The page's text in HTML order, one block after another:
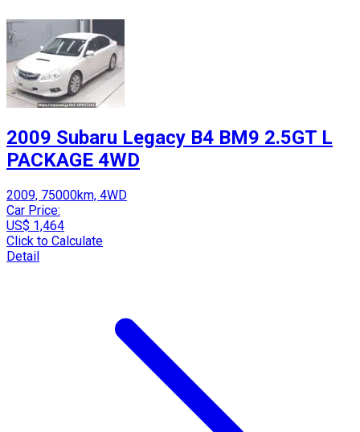
2009 Subaru Legacy B4 BM9 2.5GT L
PACKAGE 4WD
2009, 75000km, 4WD
Car Price:
US$ 1,464
Click to Calculate
Detail